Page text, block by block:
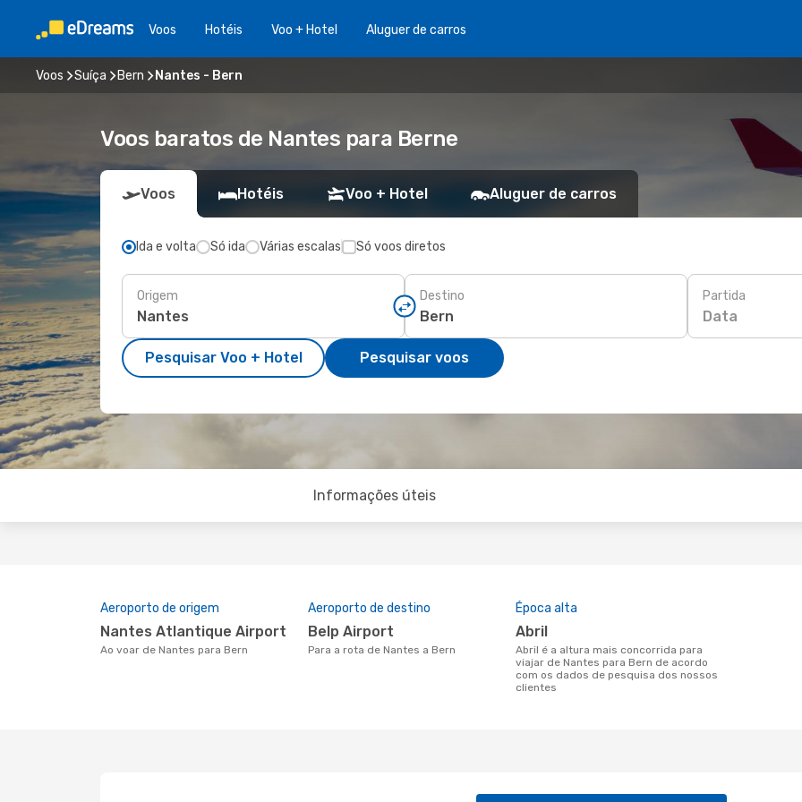
Voos Hotéis Voo + Hotel Aluguer de carros
Voos Suíça Bern Nantes - Bern
Voos baratos de Nantes para Berne
Voos Hotéis Voo + Hotel Aluguer de carros
Ida e volta Só ida Várias escalas Só voos diretos
Origem Destino Partida
Data
Pesquisar Voo + Hotel Pesquisar voos
Informações úteis
Aeroporto de origem
Nantes Atlantique Airport
Ao voar de Nantes para Bern
Aeroporto de destino
Belp Airport
Para a rota de Nantes a Bern
Época alta
abril
abril é a altura mais concorrida para
viajar de Nantes para Bern de acordo
com os dados de pesquisa dos nossos
clientes